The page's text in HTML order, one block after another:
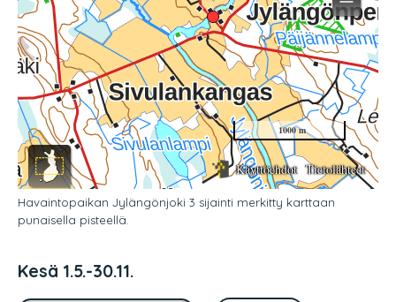
Havaintopaikan Jylängönjoki 3 sijainti merkitty karttaan
punaisella pisteellä.
Kesä 1.5.-30.11.